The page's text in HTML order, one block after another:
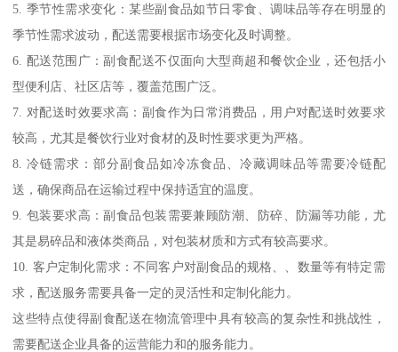
5. 季节性需求变化：某些副食品如节日零食、调味品等存在明显的
季节性需求波动，配送需要根据市场变化及时调整。
6. 配送范围广：副食配送不仅面向大型商超和餐饮企业，还包括小
型便利店、社区店等，覆盖范围广泛。
7. 对配送时效要求高：副食作为日常消费品，用户对配送时效要求
较高，尤其是餐饮行业对食材的及时性要求更为严格。
8. 冷链需求：部分副食品如冷冻食品、冷藏调味品等需要冷链配
送，确保商品在运输过程中保持适宜的温度。
9. 包装要求高：副食品包装需要兼顾防潮、防碎、防漏等功能，尤
其是易碎品和液体类商品，对包装材质和方式有较高要求。
10. 客户定制化需求：不同客户对副食品的规格、、数量等有特定需
求，配送服务需要具备一定的灵活性和定制化能力。
这些特点使得副食配送在物流管理中具有较高的复杂性和挑战性，
需要配送企业具备的运营能力和的服务能力。